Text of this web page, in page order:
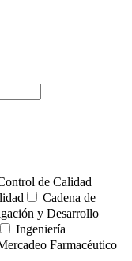
de Calidad
Cadena de
y Desarrollo
Ingeniería
Farmacéutico